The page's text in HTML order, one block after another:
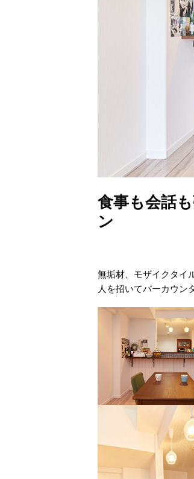
食事も会話
ン
無垢材、モザイクタイ
人を招いてバーカウン